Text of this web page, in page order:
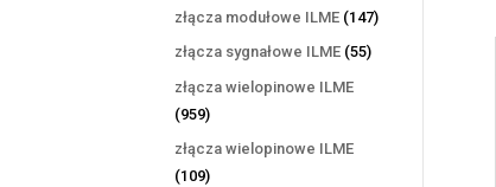
produktów
złącza modułowe ILME 147147
złącza sygnałowe ILME 5555
złącza wielopinowe ILME
959959
produktów
złącza wielopinowe ILME
109109